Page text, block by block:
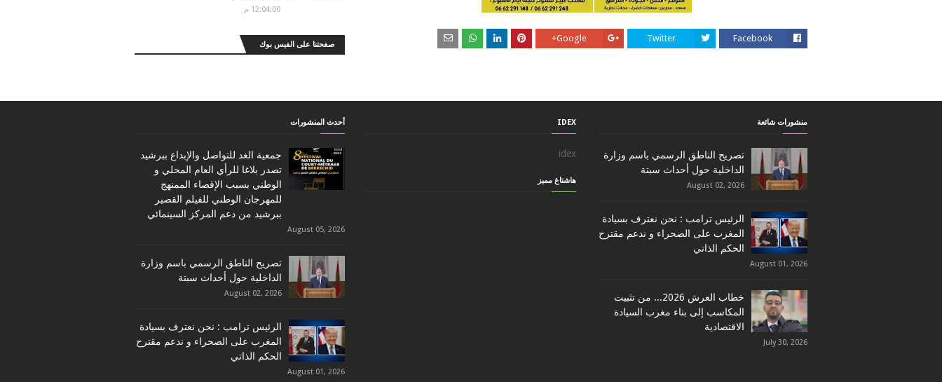
Facebook
Twitter
Google+
12:04:00 م
صفحتنا على الفيس بوك
منشورات شائعة
تصريح الناطق الرسمي باسم وزارة
الداخلية حول أحداث سبتة
August 02, 2026
الرئيس ترامب : نحن نعترف بسيادة
المغرب على الصحراء و ندعم مقترح
الحكم الذاتي
August 01, 2026
خطاب العرش 2026... من تثبيت
المكاسب إلى بناء مغرب السيادة
الاقتصادية
July 30, 2026
IDEX
idex
هاشتاغ مميز
أحدث المنشورات
جمعية الغد للتواصل والإبداع ببرشيد
تصدر بلاغا للرأي العام المحلي و
الوطني بسبب الإقصاء الممنهج
للمهرجان الوطني للفيلم القصير
ببرشيد من دعم المركز السينمائي
August 05, 2026
تصريح الناطق الرسمي باسم وزارة
الداخلية حول أحداث سبتة
August 02, 2026
الرئيس ترامب : نحن نعترف بسيادة
المغرب على الصحراء و ندعم مقترح
الحكم الذاتي
August 01, 2026